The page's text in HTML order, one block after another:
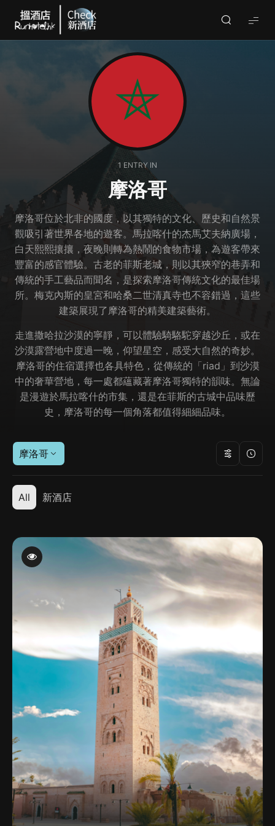
Check
酒
1 ENTRY IN
摩洛哥
摩洛哥位於北非的國度，以其獨特的文化、歷史和自然景
觀吸引著世界各地的遊客。馬拉喀什的杰馬艾夫納廣場，
白天熙熙攘攘，夜晚則轉為熱鬧的食物市場，為遊客帶來
豐富的感官體驗。古老的菲斯老城，則以其狹窄的巷弄和
傳統的手工藝品而聞名，是探索摩洛哥傳統文化的最佳場
所。梅克內斯的皇宮和哈桑二世清真寺也不容錯過，這些
建築展現了摩洛哥的精美建築藝術。
走進撒哈拉沙漠的寧靜，可以體驗騎駱駝穿越沙丘，或在
沙漠露營地中度過一晚，仰望星空，感受大自然的奇妙。
摩洛哥的住宿選擇也各具特色，從傳統的「riad」到沙漠
中的奢華營地，每一處都蘊藏著摩洛哥獨特的韻味。無論
是漫遊於馬拉喀什的市集，還是在菲斯的古城中品味歷
史，摩洛哥的每一個角落都值得細細品味。
摩洛哥
All 新酒店